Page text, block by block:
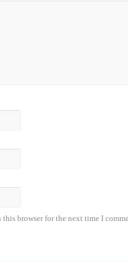
this browser for the next time I